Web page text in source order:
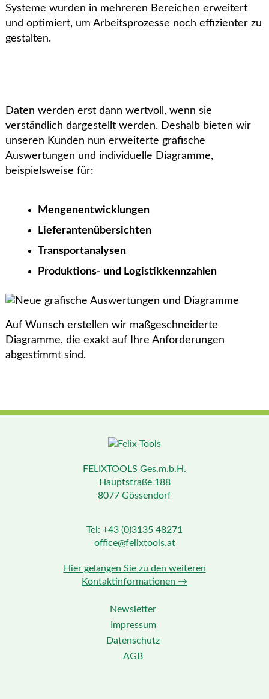
Systeme wurden in mehreren Bereichen erweitert
und optimiert, um Arbeitsprozesse noch effizienter zu
gestalten.
Daten werden erst dann wertvoll, wenn sie
verständlich dargestellt werden. Deshalb bieten wir
unseren Kunden nun erweiterte grafische
Auswertungen und individuelle Diagramme,
beispielsweise für:
Mengenentwicklungen
Lieferantenübersichten
Transportanalysen
Produktions- und Logistikkennzahlen
Auf Wunsch erstellen wir maßgeschneiderte
Diagramme, die exakt auf Ihre Anforderungen
abgestimmt sind.
FELIXTOOLS Ges.m.b.H.
Hauptstraße 188
8077 Gössendorf
Tel: +43 (0)3135 48271
office@felixtools.at
Hier gelangen Sie zu den weiteren
Kontaktinformationen →
Newsletter
Impressum
Datenschutz
AGB